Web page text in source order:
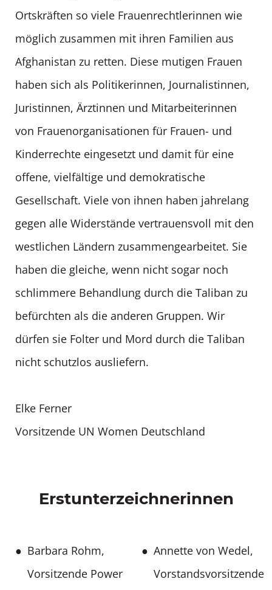
Ortskräften so viele Frauenrechtlerinnen wie
möglich zusammen mit ihren Familien aus
Afghanistan zu retten. Diese mutigen Frauen
haben sich als Politikerinnen, Journalistinnen,
Juristinnen, Ärztinnen und Mitarbeiterinnen
von Frauenorganisationen für Frauen- und
Kinderrechte eingesetzt und damit für eine
offene, vielfältige und demokratische
Gesellschaft. Viele von ihnen haben jahrelang
gegen alle Widerstände vertrauensvoll mit den
westlichen Ländern zusammengearbeitet. Sie
haben die gleiche, wenn nicht sogar noch
schlimmere Behandlung durch die Taliban zu
befürchten als die anderen Gruppen. Wir
dürfen sie Folter und Mord durch die Taliban
nicht schutzlos ausliefern.
Elke Ferner
Vorsitzende UN Women Deutschland
Erstunterzeichnerinnen
Barbara Rohm,
Vorsitzende Power
Annette von Wedel,
Vorstandsvorsitzende